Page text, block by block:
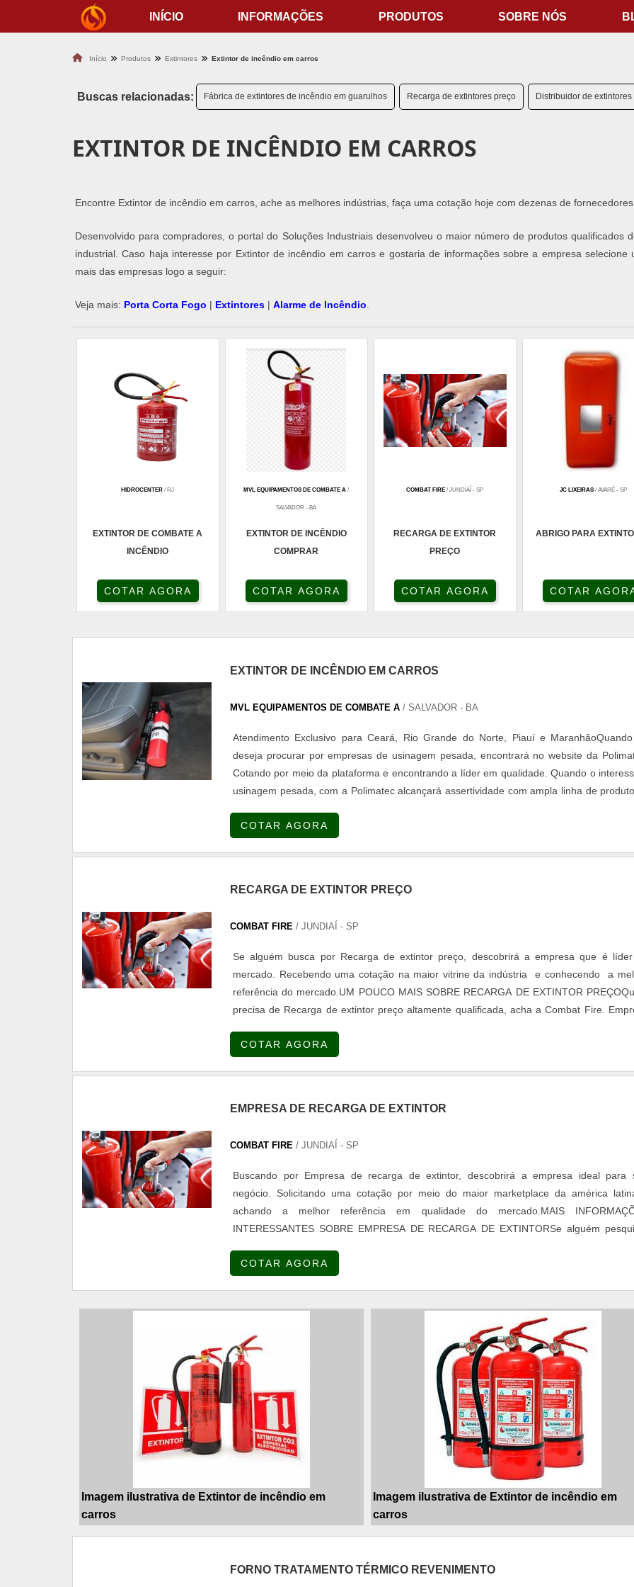
INÍCIO INFORMAÇÕES PRODUTOS SOBRE NÓS
Início Produtos Extintores Extintor de incêndio em carros
Buscas relacionadas: Fábrica de extintores de incêndio em guarulhos Recarga de extintores preço Distribuidor de
EXTINTOR DE INCÊNDIO EM CARROS
Encontre Extintor de incêndio em carros, ache as melhores indústrias, faça uma cotação hoje com dezenas de fornecedores
Desenvolvido para compradores, o portal do Soluções Industriais desenvolveu o maior número de produtos qualificados
industrial. Caso haja interesse por Extintor de incêndio em carros e gostaria de informações sobre a empresa selecione
mais das empresas logo a seguir:
Veja mais: Porta Corta Fogo | Extintores | Alarme de Incêndio​.
HIDROCENTER / RJ
EXTINTOR DE COMBATE A
INCÊNDIO
COTAR AGORA
MVL EQUIPAMENTOS DE COMBATE A /
SALVADOR - BA
EXTINTOR DE INCÊNDIO
COMPRAR
COTAR AGORA
COMBAT FIRE / JUNDIAÍ - SP
RECARGA DE EXTINTOR
PREÇO
COTAR AGORA
JC LIXEIRAS / AVARÉ - SP
ABRIGO PARA
COTAR
EXTINTOR DE INCÊNDIO EM CARROS
MVL EQUIPAMENTOS DE COMBATE A / SALVADOR - BA
Atendimento Exclusivo para Ceará, Rio Grande do Norte, Piauí e
deseja procurar por empresas de usinagem pesada, encontrará no website da
Cotando por meio da plataforma e encontrando a líder em qualidade. Quando o
usinagem pesada, com a Polimatec alcançará assertividade com ampla linha de
maneiras eficientes de demonstrar...
COTAR AGORA
RECARGA DE EXTINTOR PREÇO
COMBAT FIRE / JUNDIAÍ - SP
Se alguém busca por Recarga de extintor preço, descobrirá a empresa que é
mercado. Recebendo uma cotação na maior vitrine da indústria e conhecendo a
referência do mercado.UM POUCO MAIS SOBRE RECARGA DE EXTINTOR
precisa de Recarga de extintor preço altamente qualificada, acha a Combat Fire.
há de melhor na atualidad...
COTAR AGORA
EMPRESA DE RECARGA DE EXTINTOR
COMBAT FIRE / JUNDIAÍ - SP
Buscando por Empresa de recarga de extintor, descobrirá a empresa ideal para
negócio. Solicitando uma cotação por meio do maior marketplace da américa
achando a melhor referência em qualidade do mercado.MAIS
INTERESSANTES SOBRE EMPRESA DE RECARGA DE EXTINTORSe alguém
atua com aditivos para tintas e perfil profissiográfi...
COTAR AGORA
Imagem ilustrativa de Extintor de incêndio em
carros
Imagem ilustrativa de Extintor de incêndio em
carros
FORNO TRATAMENTO TÉRMICO REVENIMENTO